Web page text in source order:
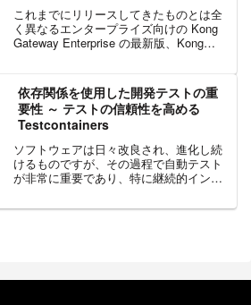
これまでにリリースしてきたものとは全
く異なるエンタープライズ向けの Kong
Gateway Enterprise の最新版、Kong
で有...
依存関係を使用した開発テストの重
要性 ～ テストの信頼性を高める
Testcontainers
ソフトウェアは日々改良され、進化し続
けるものですが、その過程で自動テスト
が非常に重要であり、特に継続的インテ
(CD) を行うためには欠かせないもので